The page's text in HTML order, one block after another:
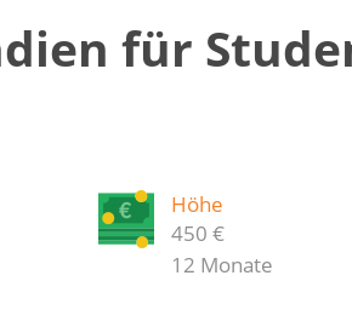
für
Höhe
450 €
12 Monate